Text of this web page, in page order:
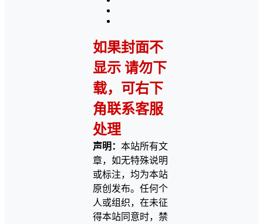
如果封面不
显示 请勿下
载，可右下
角联系客服
处理
声明： 本站所有文
章，如无特殊说明
或标注，均为本站
原创发布。任何个
人或组织，在未征
得本站同意时，禁